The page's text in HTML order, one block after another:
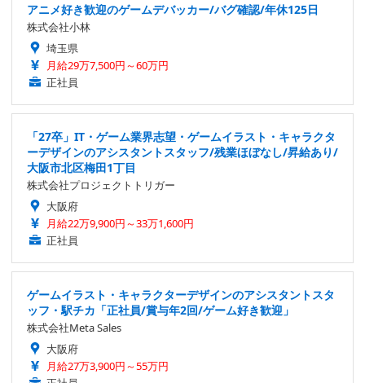
アニメ好き歓迎のゲームデバッカー/バグ確認/年休125日
株式会社小林
埼玉県
月給29万7,500円～60万円
正社員
「27卒」IT・ゲーム業界志望・ゲームイラスト・キャラクタ
ーデザインのアシスタントスタッフ/残業ほぼなし/昇給あり/
大阪市北区梅田1丁目
株式会社プロジェクトトリガー
大阪府
月給22万9,900円～33万1,600円
正社員
ゲームイラスト・キャラクターデザインのアシスタントスタ
ッフ・駅チカ「正社員/賞与年2回/ゲーム好き歓迎」
株式会社Meta Sales
大阪府
月給27万3,900円～55万円